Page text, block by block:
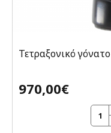
Τετραξονικό γόνατο
970,00€